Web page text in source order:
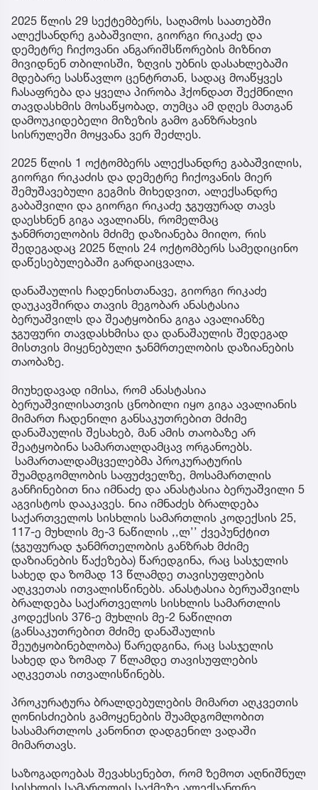
2025 წლის 29 სექტემბერს, საღამოს საათებში
ალექსანდრე გაბაშვილი, გიორგი რიკაძე და
დემეტრე ჩიქოვანი ანგარიშსწორების მიზნით
მივიდნენ თბილისში, ზღვის უბნის დასახლებაში
მდებარე სასწავლო ცენტრთან, სადაც მოაწყვეს
ჩასაფრება და ყველა პირობა ჰქონდათ შექმნილი
თავდასხმის მოსაწყობად, თუმცა ამ დღეს მათგან
დამოუკიდებელი მიზეზის გამო განზრახვის
სისრულეში მოყვანა ვერ შეძლეს.
2025 წლის 1 ოქტომბერს ალექსანდრე გაბაშვილის,
გიორგი რიკაძის და დემეტრე ჩიქოვანის მიერ
შემუშავებული გეგმის მიხედვით, ალექსანდრე
გაბაშვილი და გიორგი რიკაძე ჯგუფურად თავს
დაესხნენ გიგა ავალიანს, რომელმაც
ჯანმრთელობის მძიმე დაზიანება მიიღო, რის
შედეგადაც 2025 წლის 24 ოქტომბერს სამედიცინო
დაწესებულებაში გარდაიცვალა.
დანაშაულის ჩადენისთანავე, გიორგი რიკაძე
დაუკავშირდა თავის მეგობარ ანასტასია
ბერუაშვილს და შეატყობინა გიგა ავალიანზე
ჯგუფური თავდასხმისა და დანაშაულის შედეგად
მისთვის მიყენებული ჯანმრთელობის დაზიანების
თაობაზე.
მიუხედავად იმისა, რომ ანასტასია
ბერუაშვილისათვის ცნობილი იყო გიგა ავალიანის
მიმართ ჩადენილი განსაკუთრებით მძიმე
დანაშაულის შესახებ, მან ამის თაობაზე არ
შეატყობინა სამართალდამცავ ორგანოებს.
სამართალდამცველებმა პროკურატურის
შუამდგომლობის საფუძველზე, მოსამართლის
განჩინებით ნია იმნაძე და ანასტასია ბერუაშვილი 5
აგვისტოს დააკავეს. ნია იმნაძეს ბრალდება
საქართველოს სისხლის სამართლის კოდექსის 25,
117-ე მუხლის მე-3 ნაწილის ,,ლ’’ ქვეპუნქტით
(ჯგუფურად ჯანმრთელობის განზრახ მძიმე
დაზიანების წაქეზება) წარედგინა, რაც სასჯელის
სახედ და ზომად 13 წლამდე თავისუფლების
აღკვეთას ითვალისწინებს. ანასტასია ბერუაშვილს
ბრალდება საქართველოს სისხლის სამართლის
კოდექსის 376-ე მუხლის მე-2 ნაწილით
(განსაკუთრებით მძიმე დანაშაულის
შეუტყობინებლობა) წარედგინა, რაც სასჯელის
სახედ და ზომად 7 წლამდე თავისუფლების
აღკვეთას ითვალისწინებს.
პროკურატურა ბრალდებულების მიმართ აღკვეთის
ღონისძიების გამოყენების შუამდგომლობით
სასამართლოს კანონით დადგენილ ვადაში
მიმართავს.
საზოგადოებას შევახსენებთ, რომ ზემოთ აღნიშნულ
სისხლის სამართლის საქმეზე ალექსანდრე